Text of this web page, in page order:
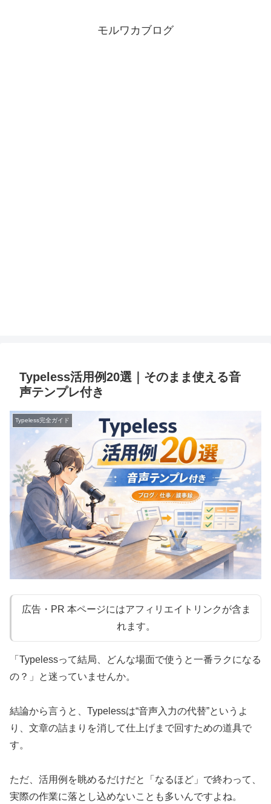
モルワカブログ
Typeless活用例20選｜そのまま使える音
声テンプレ付き
Typeless完全ガイド
広告・PR 本ページにはアフィリエイトリンクが含ま
れます。
「Typelessって結局、どんな場面で使うと一番ラクになる
の？」と迷っていませんか。
結論から言うと、Typelessは“音声入力の代替”というよ
り、文章の詰まりを消して仕上げまで回すための道具で
す。
ただ、活用例を眺めるだけだと「なるほど」で終わって、
実際の作業に落とし込めないことも多いんですよね。